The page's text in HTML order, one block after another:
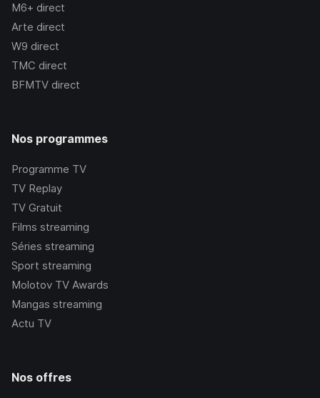
M6+ direct
Arte direct
W9 direct
TMC direct
BFMTV direct
Nos programmes
Programme TV
TV Replay
TV Gratuit
Films streaming
Séries streaming
Sport streaming
Molotov TV Awards
Mangas streaming
Actu TV
Nos offres